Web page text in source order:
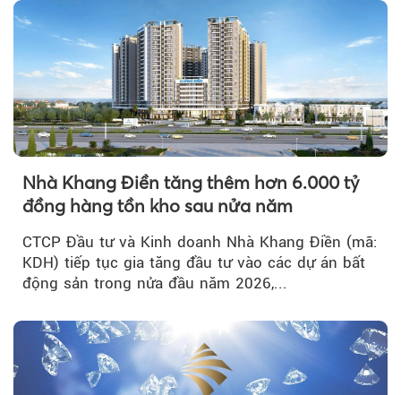
Nhà Khang Điền tăng thêm hơn 6.000 tỷ
đồng hàng tồn kho sau nửa năm
CTCP Đầu tư và Kinh doanh Nhà Khang Điền (mã:
KDH) tiếp tục gia tăng đầu tư vào các dự án bất
động sản trong nửa đầu năm 2026,...